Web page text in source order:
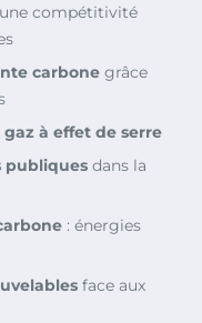
compétitivité
carbone grâce
gaz à effet de serre
publiques dans la
: énergies
face aux